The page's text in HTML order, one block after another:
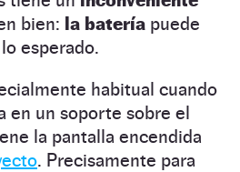
bien: la batería puede
esperado.
habitual cuando
en un soporte sobre el
la pantalla encendida
. Precisamente para